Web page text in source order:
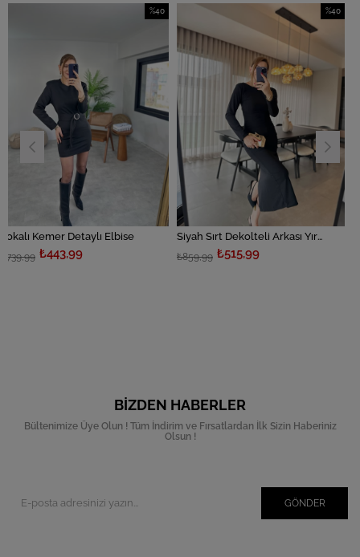
Detaylı Elbise Siyah Sırt Dekolteli Arkası Yırtmaçlı Elbise
₺515,99
%40
İndirim
%40İndirim
Apoletli
BIZDEN HABERLER
Bültenimize Üye Olun ! Tüm İndirim ve Fırsatlardan İlk Sizin Haberiniz
Olsun !
GÖNDER